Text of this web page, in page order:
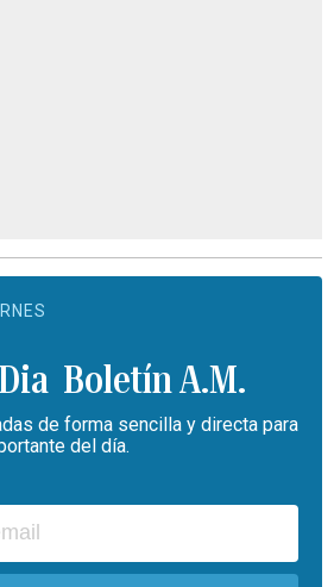
Boletín A.M.
de forma sencilla y directa para
del día.